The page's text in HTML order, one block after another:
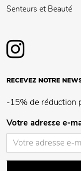
Senteurs et Beauté
RECEVEZ NOTRE
-15% de réduction
Votre adresse e-